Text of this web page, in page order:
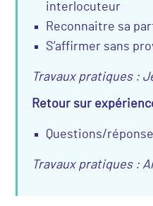
interlocuteur
Reconnaitre sa
S’affirmer sans
Travaux pratiques :
Retour sur
Questions/réponse
Travaux pratiques :